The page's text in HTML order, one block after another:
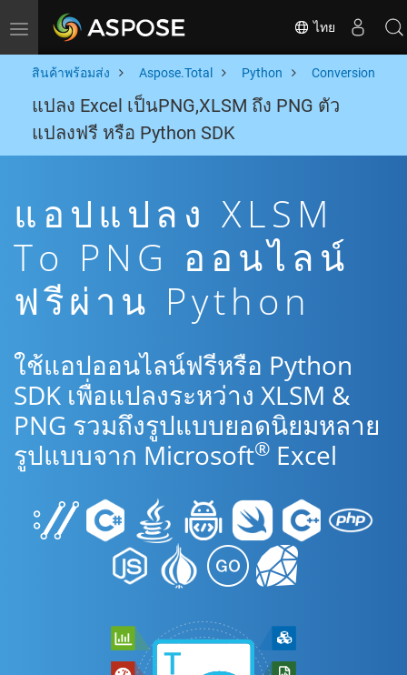
Toggle navigation ไทย
สินค้าพร้อมส่ง Aspose.Total Python Conversion
แปลง Excel เป็นPNG,XLSM ถึง PNG ตัว
แปลงฟรี หรือ Python SDK
แอปแปลง XLSM
To PNG ออนไลน์
ฟรีผ่าน Python
ใช้แอปออนไลน์ฟรีหรือ Python
SDK เพื่อแปลงระหว่าง XLSM &
PNG รวมถึงรูปแบบยอดนิยมหลาย
รูปแบบจาก Microsoft® Excel